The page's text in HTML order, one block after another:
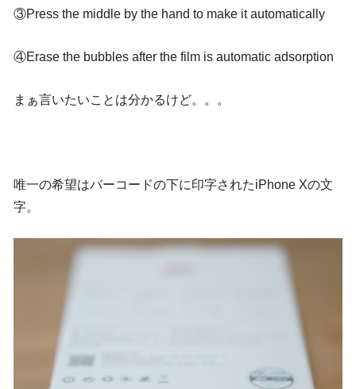
③Press the middle by the hand to make it automatically
④Erase the bubbles after the film is automatic adsorption
まぁ言いたいことは分かるけど。。。
唯一の希望はバーコードの下に印字されたiPhone Xの文
字。